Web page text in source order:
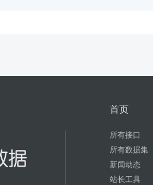
首页
所有接口
所有数据集
新闻动态
站长工具